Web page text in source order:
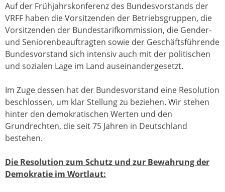
Auf der Frühjahrskonferenz des Bundesvorstands der
VRFF haben die Vorsitzenden der Betriebsgruppen, die
Vorsitzenden der Bundestarifkommission, die Gender-
und Seniorenbeauftragten sowie der Geschäftsführende
Bundesvorstand sich intensiv auch mit der politischen
und sozialen Lage im Land auseinandergesetzt.
Im Zuge dessen hat der Bundesvorstand eine Resolution
beschlossen, um klar Stellung zu beziehen. Wir stehen
hinter den demokratischen Werten und den
Grundrechten, die seit 75 Jahren in Deutschland
bestehen.
Die Resolution zum Schutz und zur Bewahrung der
Demokratie im Wortlaut: